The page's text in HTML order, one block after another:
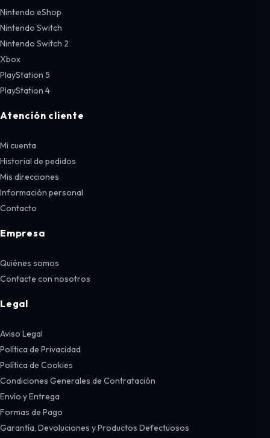
Nintendo eShop
Nintendo Switch
Nintendo Switch 2
Xbox
PlayStation 5
PlayStation 4
Atención cliente
Mi cuenta
Historial de pedidos
Mis direcciones
Información personal
Contacto
Empresa
Quiénes somos
Contacte con nosotros
Legal
Aviso Legal
Política de Privacidad
Política de Cookies
Condiciones Generales de Contratación
Envío y Entrega
Formas de Pago
Garantía, Devoluciones y Productos Defectuosos